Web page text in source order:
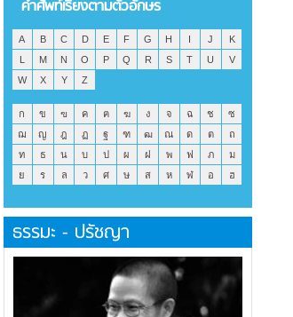
คำศัพท์เรียงตามตัวอักษร
A B C D E F G H I J
K
L
M N O P Q R S T U
V
W
X Y Z
ก ข ฃ ค ฅ ฆ ง จ ฉ ช
ซ
ฌ
ญ ฎ ฏ ฐ ฑ ฒ ณ ด ต
ถ
ท
ธ น บ ป ผ ฝ พ ฟ ภ
ม
ย
ร ล ว ศ ษ ส ห ฬ อ ฮ
ธรรมะ - ปรัชญา